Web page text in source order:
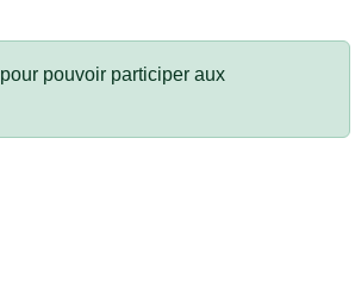
pour pouvoir participer aux